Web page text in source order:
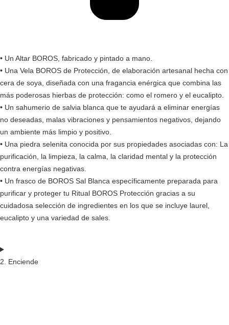
• Un Altar BOROS, fabricado y pintado a mano.
• Una Vela BOROS de Protección, de elaboración artesanal hecha con
cera de soya, diseñada con una fragancia enérgica que combina las
más poderosas hierbas de protección: como el romero y el eucalipto.
• Un sahumerio de salvia blanca que te ayudará a eliminar energías
no deseadas, malas vibraciones y pensamientos negativos, dejando
un ambiente más limpio y positivo.
• Una piedra selenita conocida por sus propiedades asociadas con: La
purificación, la limpieza, la calma, la claridad mental y la protección
contra energías negativas.
• Un frasco de BOROS Sal Blanca específicamente preparada para
purificar y proteger tu Ritual BOROS Protección gracias a su
cuidadosa selección de ingredientes en los que se incluye laurel,
eucalipto y una variedad de sales.
2. Enciende